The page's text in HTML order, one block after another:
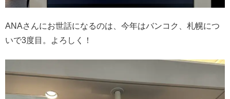
ANAさんにお世話になるのは、今年はバンコク、札幌につ
いで3度目。よろしく！